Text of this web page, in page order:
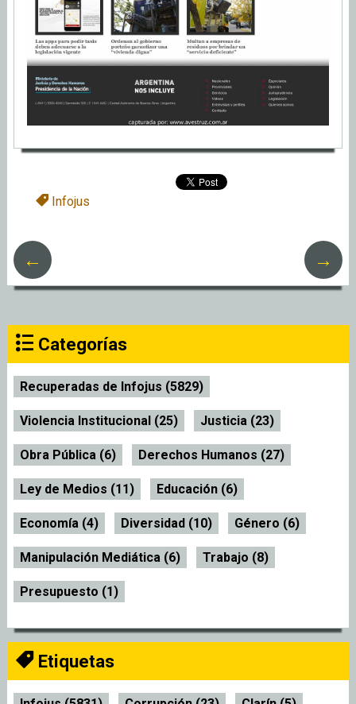
Infojus
→
←
Categorías
Recuperadas de Infojus (5829)
Violencia Institucional (25) Justicia (23)
Obra Pública (6) Derechos Humanos (27)
Ley de Medios (11) Educación (6)
Economía (4) Diversidad (10) Género (6)
Manipulación Mediática (6) Trabajo (8)
Presupuesto (1)
Etiquetas